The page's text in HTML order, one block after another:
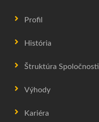
Profil
História
Štruktúra Spoločnosti
Výhody
Kariéra